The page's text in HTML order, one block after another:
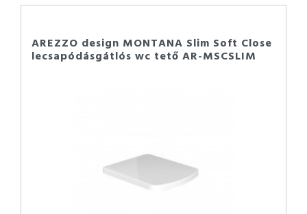
AREZZO design MONTANA Slim Soft Close
lecsapódásgátlós wc tető AR-MSCSLIM